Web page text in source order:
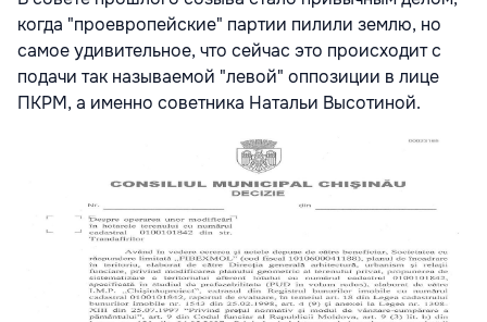
когда "проевропейские" партии пилили землю, но
самое удивительное, что сейчас это происходит с
подачи так называемой "левой" оппозиции в лице
ПКРМ, а именно советника Натальи Высотиной.